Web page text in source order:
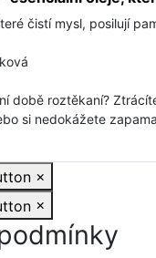
čistí mysl, posilují
době roztěkaní?
si nedokážete
×
×